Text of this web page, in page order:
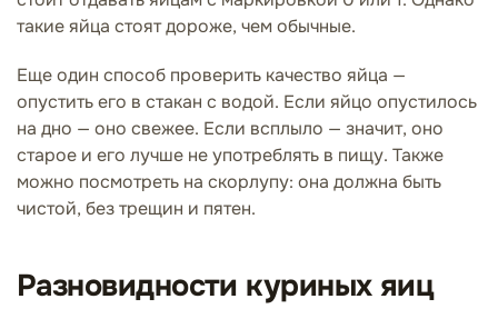
такие яйца стоят дороже, чем обычные.
Еще один способ проверить качество яйца —
опустить его в стакан с водой. Если яйцо опустилось
на дно — оно свежее. Если всплыло — значит, оно
старое и его лучше не употреблять в пищу. Также
можно посмотреть на скорлупу: она должна быть
чистой, без трещин и пятен.
Разновидности куриных яиц